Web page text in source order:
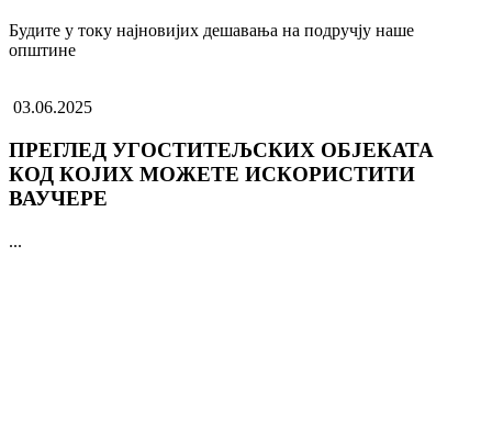
Будите у току најновијих дешавања на подручју наше
општине
03.06.2025
ПРЕГЛЕД УГОСТИТЕЉСКИХ ОБЈЕКАТА
КОД КОЈИХ МОЖЕТЕ ИСКОРИСТИТИ
ВАУЧЕРЕ
...